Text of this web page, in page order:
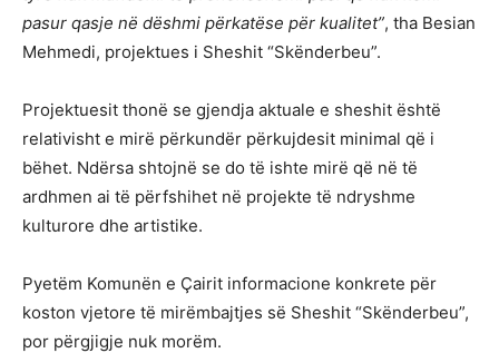
pasur qasje në dëshmi përkatëse për kualitet”, tha Besian
Mehmedi, projektues i Sheshit “Skënderbeu”.
Projektuesit thonë se gjendja aktuale e sheshit është
relativisht e mirë përkundër përkujdesit minimal që i
bëhet. Ndërsa shtojnë se do të ishte mirë që në të
ardhmen ai të përfshihet në projekte të ndryshme
kulturore dhe artistike.
Pyetëm Komunën e Çairit informacione konkrete për
koston vjetore të mirëmbajtjes së Sheshit “Skënderbeu”,
por përgjigje nuk morëm.